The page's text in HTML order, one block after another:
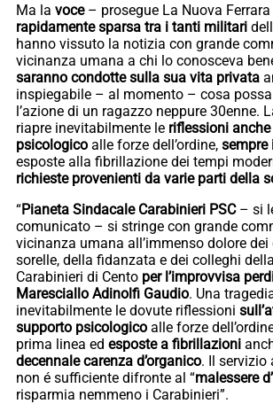
Ma la voce – prosegue La Nuova
rapidamente sparsa tra i tanti militari
hanno vissuto la notizia con grande
vicinanza umana a chi lo conosceva
saranno condotte sulla sua vita privata
inspiegabile – al momento – cosa
l’azione di un ragazzo neppure 30enne.
riapre inevitabilmente le riflessioni
psicologico alle forze dell’ordine, sempre
esposte alla fibrillazione dei tempi
richieste provenienti da varie parti della
“Pianeta Sindacale Carabinieri PSC – si
comunicato – si stringe con grande
vicinanza umana all’immenso dolore dei
sorelle, della fidanzata e dei colleghi
Carabinieri di Cento per l’improvvisa
Maresciallo Adinolfi Gaudio. Una
inevitabilmente le dovute riflessioni
supporto psicologico alle forze
prima linea ed esposte a fibrillazioni
decennale carenza d’organico. Il servizio
non é sufficiente difronte al “malessere
risparmia nemmeno i Carabinieri”.